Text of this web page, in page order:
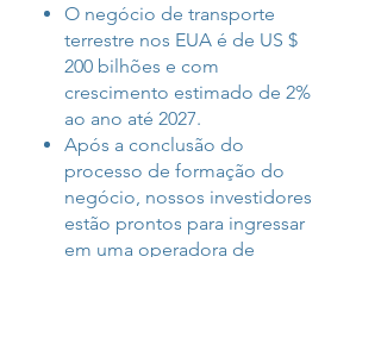
O negócio de transporte
terrestre nos EUA é de US $
200 bilhões e com
crescimento estimado de 2%
ao ano até 2027.
Após a conclusão do
processo de formação do
negócio, nossos investidores
estão prontos para ingressar
em uma operadora de